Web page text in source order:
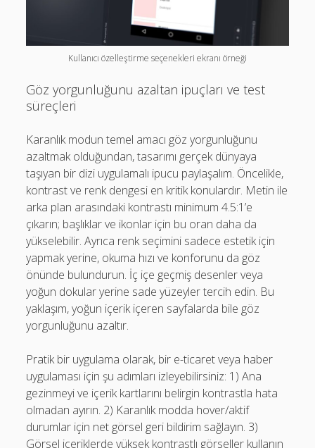
Kullanıcı özelleştirme seçenekleri ekranı örneği
Göz yorgunluğunu azaltan ipuçları ve test
süreçleri
Karanlık modun temel amacı göz yorgunluğunu
azaltmak olduğundan, tasarımı gerçek dünyaya
taşıyan bir dizi uygulamalı ipucu paylaşalım. Öncelikle,
kontrast ve renk dengesi en kritik konulardır. Metin ile
arka plan arasındaki kontrastı minimum 4.5:1’e
çıkarın; başlıklar ve ikonlar için bu oran daha da
yükselebilir. Ayrıca renk seçimini sadece estetik için
yapmak yerine, okuma hızı ve konforunu da göz
önünde bulundurun. İç içe geçmiş desenler veya
yoğun dokular yerine sade yüzeyler tercih edin. Bu
yaklaşım, yoğun içerik içeren sayfalarda bile göz
yorgunluğunu azaltır.
Pratik bir uygulama olarak, bir e-ticaret veya haber
uygulaması için şu adımları izleyebilirsiniz: 1) Ana
gezinmeyi ve içerik kartlarını belirgin kontrastla hata
olmadan ayırın. 2) Karanlık modda hover/aktif
durumlar için net görsel geri bildirim sağlayın. 3)
Görsel içeriklerde yüksek kontrastlı görseller kullanın